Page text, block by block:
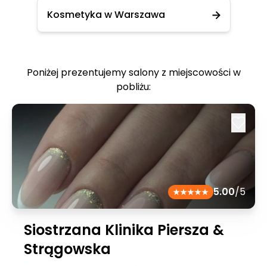
Kosmetyka w Warszawa
Poniżej prezentujemy salony z miejscowości w
pobliżu:
5.00/5
Siostrzana Klinika Piersza &
Strągowska